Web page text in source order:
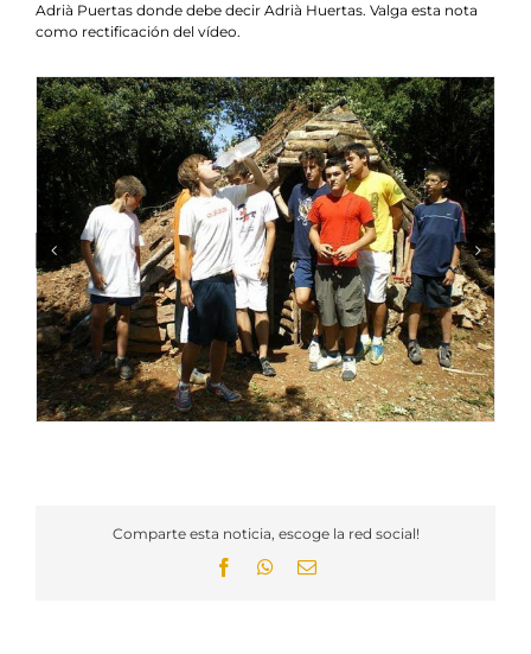
Adrià Puertas donde debe decir Adrià Huertas. Valga esta nota
como rectificación del vídeo.
Comparte esta noticia, escoge la red social!
FacebookWhatsApp
Email